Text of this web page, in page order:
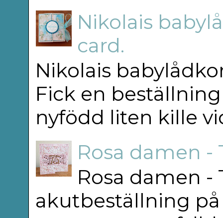
Nikolais
card.
Nikolais
Fick en
nyfödd liten kille
Rosa damen -
Rosa damen -
akutbeställning